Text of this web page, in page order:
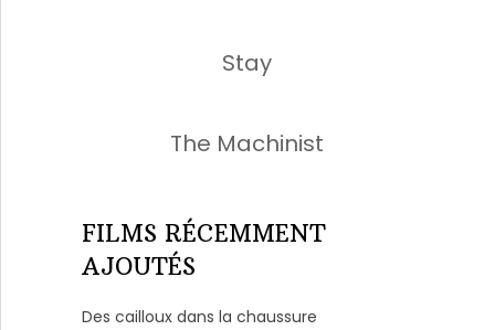
Stay
The Machinist
FILMS RÉCEMMENT
AJOUTÉS
Des cailloux dans la chaussure